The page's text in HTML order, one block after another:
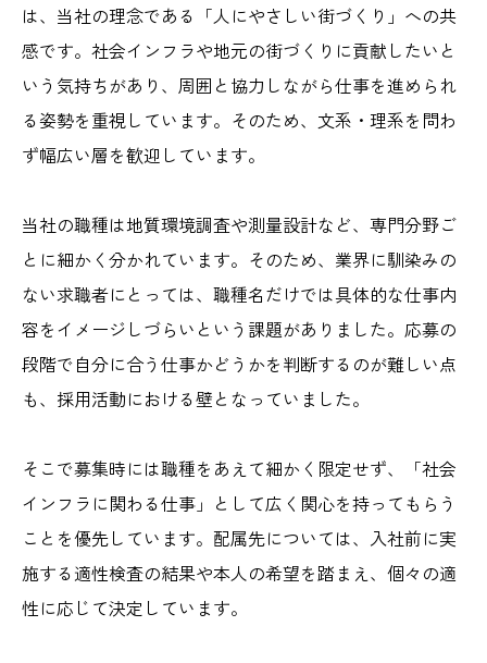
は、当社の理念である「人にやさしい街づくり」への共
感です。社会インフラや地元の街づくりに貢献したいと
いう気持ちがあり、周囲と協力しながら仕事を進められ
る姿勢を重視しています。そのため、文系・理系を問わ
ず幅広い層を歓迎しています。
当社の職種は地質環境調査や測量設計など、専門分野ご
とに細かく分かれています。そのため、業界に馴染みの
ない求職者にとっては、職種名だけでは具体的な仕事内
容をイメージしづらいという課題がありました。応募の
段階で自分に合う仕事かどうかを判断するのが難しい点
も、採用活動における壁となっていました。
そこで募集時には職種をあえて細かく限定せず、「社会
インフラに関わる仕事」として広く関心を持ってもらう
ことを優先しています。配属先については、入社前に実
施する適性検査の結果や本人の希望を踏まえ、個々の適
性に応じて決定しています。